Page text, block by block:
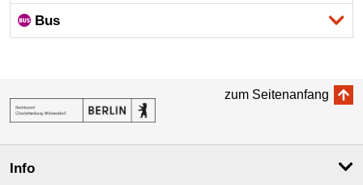
Bus
zum Seitenanfang
Info